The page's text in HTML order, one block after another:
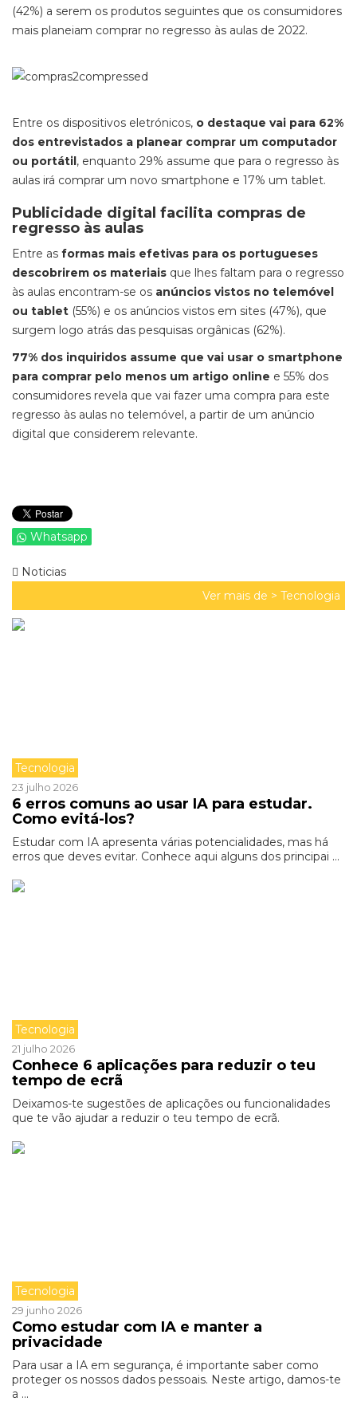
(42%) a serem os produtos seguintes que os consumidores
mais planeiam comprar no regresso às aulas de 2022.
Entre os dispositivos eletrónicos, o destaque vai para 62%
dos entrevistados a planear comprar um computador
ou portátil, enquanto 29% assume que para o regresso às
aulas irá comprar um novo smartphone e 17% um tablet.
Publicidade digital facilita compras de
regresso às aulas
Entre as formas mais efetivas para os portugueses
descobrirem os materiais que lhes faltam para o regresso
às aulas encontram-se os anúncios vistos no telemóvel
ou tablet (55%) e os anúncios vistos em sites (47%), que
surgem logo atrás das pesquisas orgânicas (62%).
77% dos inquiridos assume que vai usar o smartphone
para comprar pelo menos um artigo online e 55% dos
consumidores revela que vai fazer uma compra para este
regresso às aulas no telemóvel, a partir de um anúncio
digital que considerem relevante.
Whatsapp
Noticias
Ver mais de > Tecnologia
Tecnologia
23 julho 2026
6 erros comuns ao usar IA para estudar.
Como evitá-los?
Estudar com IA apresenta várias potencialidades, mas há
erros que deves evitar. Conhece aqui alguns dos principai ...
Tecnologia
21 julho 2026
Conhece 6 aplicações para reduzir o teu
tempo de ecrã
Deixamos-te sugestões de aplicações ou funcionalidades
que te vão ajudar a reduzir o teu tempo de ecrã.
Tecnologia
29 junho 2026
Como estudar com IA e manter a
privacidade
Para usar a IA em segurança, é importante saber como
proteger os nossos dados pessoais. Neste artigo, damos-te
a ...